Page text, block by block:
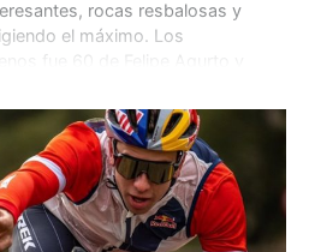
rocas resbalosas y
el máximo. Los
fue 60 de Felipe Agurto y